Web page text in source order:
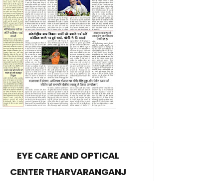
EYE CARE AND OPTICAL
CENTER THARVARANGANJ